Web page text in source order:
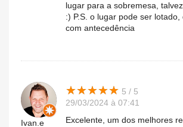
lugar para a sobremesa,
:) P.S. o lugar pode ser
com antecedência
Ivan.e
★★★★★
★★★★★ 5 / 5
29/03/2024 à 07:41
Excelente, um dos melhores